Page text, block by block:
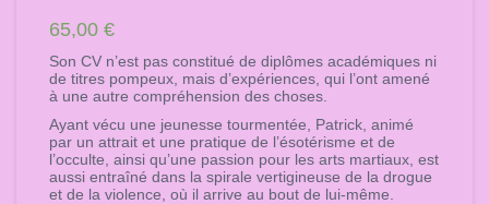
65,00 €
Son CV n’est pas constitué de diplômes académiques ni
de titres pompeux, mais d’expériences, qui l’ont amené
à une autre compréhension des choses.
Ayant vécu une jeunesse tourmentée, Patrick, animé
par un attrait et une pratique de l’ésotérisme et de
l’occulte, ainsi qu’une passion pour les arts martiaux, est
aussi entraîné dans la spirale vertigineuse de la drogue
et de la violence, où il arrive au bout de lui-même.